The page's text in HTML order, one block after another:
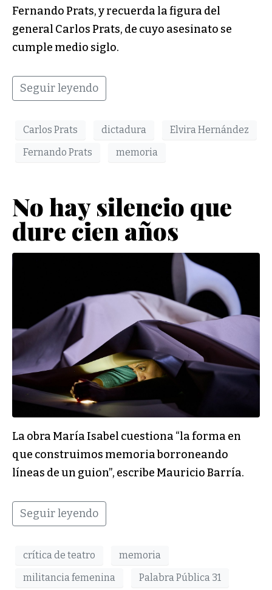
Fernando Prats, y recuerda la figura del
general Carlos Prats, de cuyo asesinato se
cumple medio siglo.
Seguir leyendo
Carlos Prats dictadura
Elvira Hernández
Fernando Prats
memoria
No hay silencio que
dure cien años
La obra María Isabel cuestiona “la forma en
que construimos memoria borroneando
líneas de un guion”, escribe Mauricio Barría.
Seguir leyendo
crítica de teatro
memoria
militancia femenina
Palabra Pública 31